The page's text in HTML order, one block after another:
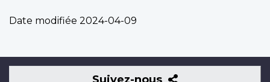
Date modifiée 2024-04-09
Suivez-